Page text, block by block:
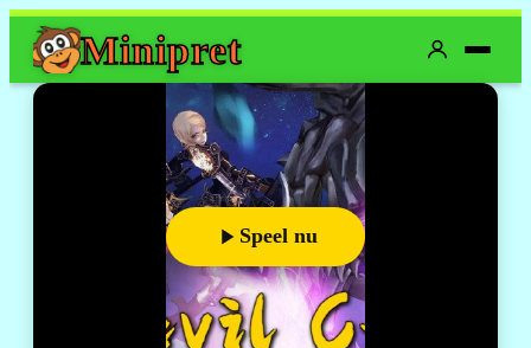
Minipret
Speel nu